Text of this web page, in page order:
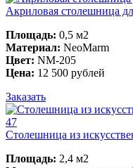
Акриловая столешница
Площадь: 0,5 м2
Материал: NeoMarm
Цвет: NM-205
Цена: 12 500 рублей
Заказать
Столешница из
Площадь: 2,4 м2